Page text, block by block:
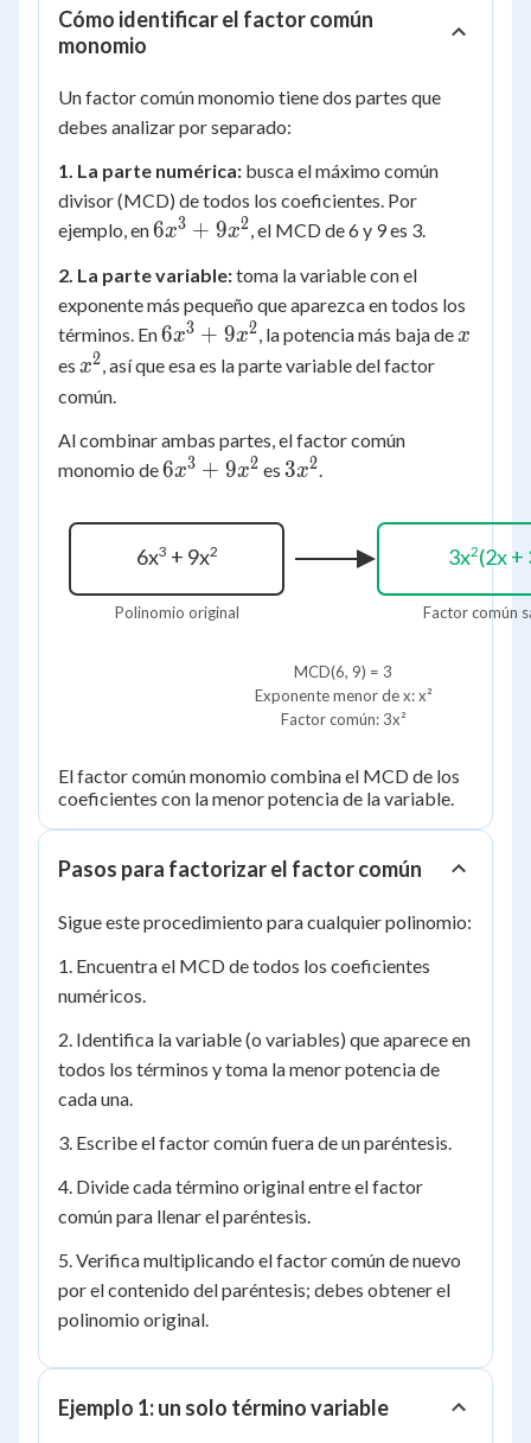
Cómo identificar el factor común
monomio
Un factor común monomio tiene dos partes que
debes analizar por separado:
1. La parte numérica: busca el máximo común
divisor (MCD) de todos los coeficientes. Por
ejemplo, en6x^3
9x^2
6x3 + 9x2, el MCD de 6 y 9 es 3.
2. La parte variable:toma la variable con el
exponente más pequeño que aparezca en todos los
términos. En6x^3
+
6x3 + 9x2, la potencia más baja de x
x
es x^2
x2, así que esa es la parte variable del factor
común.
Al combinar ambas partes, el factor común
monomio de6x^3
9x^2
6x3 + 9x2 es 3x^2
3x2.
6x3 + 9x2
Polinomio original
3x2(2x +
Factor común
MCD(6, 9) = 3
Exponente menor de x: x²
Factor común: 3x²
El factor común monomio combina el MCD de los
coeficientes con la menor potencia de la variable.
Pasos para factorizar el factor común
Sigue este procedimiento para cualquier polinomio:
1. Encuentra el MCD de todos los coeficientes
numéricos.
2. Identifica la variable (o variables) que aparece en
todos los términos y toma la menor potencia de
cada una.
3. Escribe el factor común fuera de un paréntesis.
4. Divide cada término original entre el factor
común para llenar el paréntesis.
5. Verifica multiplicando el factor común de nuevo
por el contenido del paréntesis; debes obtener el
polinomio original.
Ejemplo 1: un solo término variable